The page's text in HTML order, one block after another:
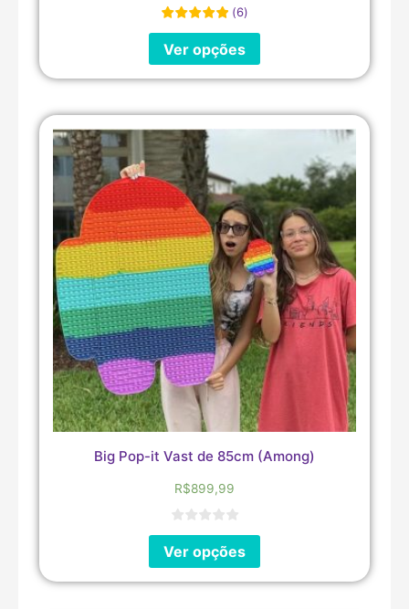
5
de 5
(6)
Ver opções
Big Pop-it Vast de 85cm (Among)
R$899,99
Ver opções